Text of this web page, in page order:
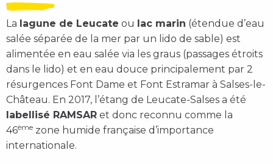
La lagune de Leucate ou lac marin (étendue d’eau
salée séparée de la mer par un lido de sable) est
alimentée en eau salée via les graus (passages étroits
dans le lido) et en eau douce principalement par 2
résurgences Font Dame et Font Estramar à Salses-le-
Château. En 2017, l’étang de Leucate-Salses a été
labellisé RAMSAR et donc reconnu comme la
46ème zone humide française d’importance
internationale.